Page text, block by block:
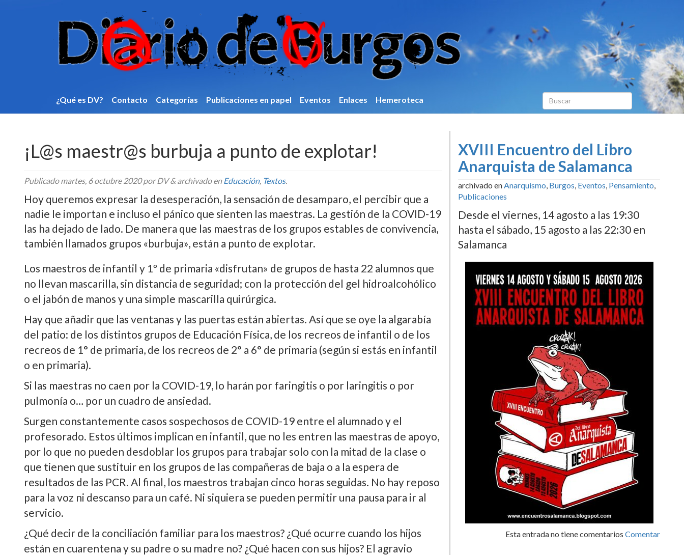
¿Qué es DV? Contacto Categorí­as Publicaciones en papel Eventos Enlaces Hemeroteca
¡L@s maestr@s burbuja a punto de explotar!
Publicadomartes, 6 octubre 2020por DV&archivado enEducación, Textos.
Hoy queremos expresar la desesperación, la sensación de desamparo, el percibir que a
nadie le importan e incluso el pánico que sienten las maestras. La gestión de la COVID-19
las ha dejado de lado. De manera que las maestras de los grupos estables de convivencia,
también llamados grupos «burbuja», están a punto de explotar.
Los maestros de infantil y 1º de primaria «disfrutan» de grupos de hasta 22 alumnos que
no llevan mascarilla, sin distancia de seguridad; con la protección del gel hidroalcohólico
o el jabón de manos y una simple mascarilla quirúrgica.
Hay que añadir que las ventanas y las puertas están abiertas. Así que se oye la algarabía
del patio: de los distintos grupos de Educación Física, de los recreos de infantil o de los
recreos de 1° de primaria, de los recreos de 2° a 6° de primaria (según si estás en infantil
o en primaria).
Si las maestras no caen por la COVID-19, lo harán por faringitis o por laringitis o por
pulmonía o… por un cuadro de ansiedad.
Surgen constantemente casos sospechosos de COVID-19 entre el alumnado y el
profesorado. Estos últimos implican en infantil, que no les entren las maestras de apoyo,
por lo que no pueden desdoblar los grupos para trabajar solo con la mitad de la clase o
que tienen que sustituir en los grupos de las compañeras de baja o a la espera de
resultados de las PCR. Al final, los maestros trabajan cinco horas seguidas. No hay reposo
para la voz ni descanso para un café. Ni siquiera se pueden permitir una pausa para ir al
servicio.
¿Qué decir de la conciliación familiar para los maestros? ¿Qué ocurre cuando los hijos
están en cuarentena y su padre o su madre no? ¿Qué hacen con sus hijos? El agravio
XVIII Encuentro del Libro
Anarquista de Salamanca
archivado enAnarquismo, Burgos, Eventos, Pensamiento,
Publicaciones
Desde el viernes, 14 agosto a las 19:30
hasta el sábado, 15 agosto a las 22:30 en
Salamanca
Esta entrada no tiene comentarios Comentar